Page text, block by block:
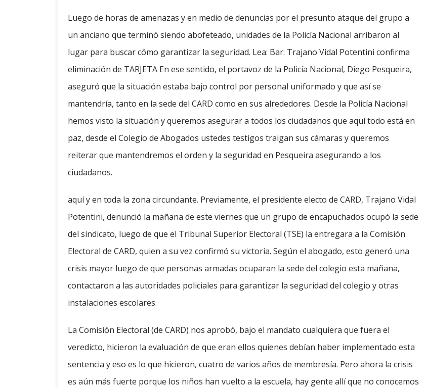
Luego de horas de amenazas y en medio de denuncias por el presunto ataque del grupo a
un anciano que terminó siendo abofeteado, unidades de la Policía Nacional arribaron al
lugar para buscar cómo garantizar la seguridad. Lea: Bar: Trajano Vidal Potentini confirma
eliminación de TARJETA En ese sentido, el portavoz de la Policía Nacional, Diego Pesqueira,
aseguró que la situación estaba bajo control por personal uniformado y que así se
mantendría, tanto en la sede del CARD como en sus alrededores. Desde la Policía Nacional
hemos visto la situación y queremos asegurar a todos los ciudadanos que aquí todo está en
paz, desde el Colegio de Abogados ustedes testigos traigan sus cámaras y queremos
reiterar que mantendremos el orden y la seguridad en Pesqueira asegurando a los
ciudadanos.
aquí y en toda la zona circundante. Previamente, el presidente electo de CARD, Trajano Vidal
Potentini, denunció la mañana de este viernes que un grupo de encapuchados ocupó la sede
del sindicato, luego de que el Tribunal Superior Electoral (TSE) la entregara a la Comisión
Electoral de CARD, quien a su vez confirmó su victoria. Según el abogado, esto generó una
crisis mayor luego de que personas armadas ocuparan la sede del colegio esta mañana,
contactaron a las autoridades policiales para garantizar la seguridad del colegio y otras
instalaciones escolares.
La Comisión Electoral (de CARD) nos aprobó, bajo el mandato cualquiera que fuera el
veredicto, hicieron la evaluación de que eran ellos quienes debían haber implementado esta
sentencia y eso es lo que hicieron, cuatro de varios años de membresía. Pero ahora la crisis
es aún más fuerte porque los niños han vuelto a la escuela, hay gente allí que no conocemos